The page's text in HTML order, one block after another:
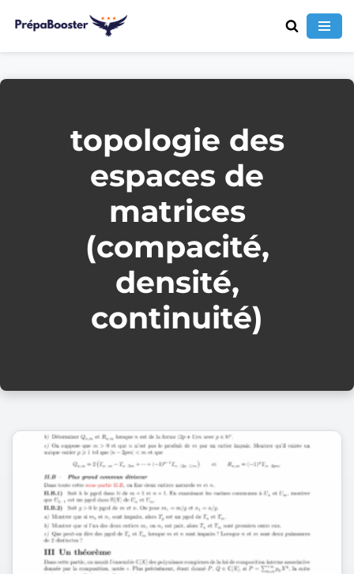
contenu
topologie des
espaces de
matrices
(compacité,
densité,
continuité)